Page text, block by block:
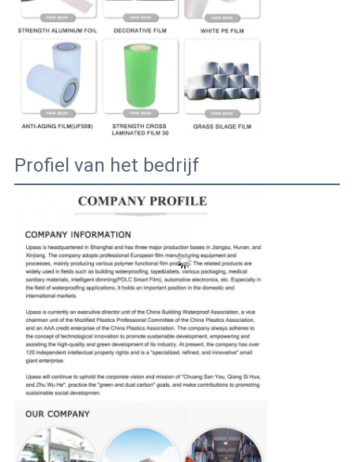
Profiel van het bedrijf